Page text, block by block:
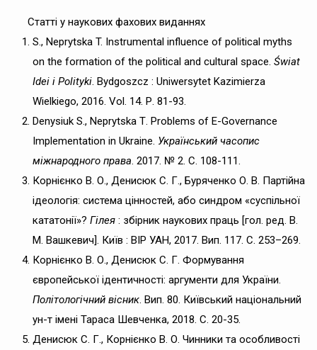
Статті у наукових фахових виданнях
S., Neprytska T. Instrumental influence of political myths
on the formation of the political and cultural space. Świat
Idei i Polityki. Bydgoszcz : Uniwersytet Kazimierza
Wielkiego, 2016. Vol. 14. Р. 81-93.
Denysiuk S., Neprytska Т. Problems of E-Governance
Implementation in Ukraine. Український часопис
міжнародного права. 2017. № 2. С. 108-111.
Корнієнко В. О., Денисюк С. Г., Буряченко О. В. Партійна
ідеологія: система цінностей, або синдром «суспільної
кататонії»? Гілея : збірник наукових праць [гол. ред. В.
М. Вашкевич]. Київ : ВІР УАН, 2017. Вип. 117. С. 253–269.
Корнієнко В. О., Денисюк С. Г. Формування
європейської ідентичності: аргументи для України.
Політологічний вісник. Вип. 80. Київський національний
ун-т імені Тараса Шевченка, 2018. С. 20-35.
Денисюк С. Г., Корнієнко В. О. Чинники та особливості